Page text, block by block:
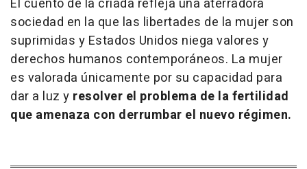
El cuento de la criada refleja una aterradora
sociedad en la que las libertades de la mujer son
suprimidas y Estados Unidos niega valores y
derechos humanos contemporáneos. La mujer
es valorada únicamente por su capacidad para
dar a luz y resolver el problema de la fertilidad
que amenaza con derrumbar el nuevo régimen.